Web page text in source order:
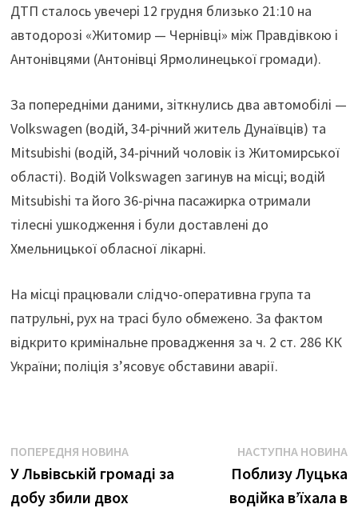
ДТП сталось увечері 12 грудня близько 21:10 на
автодорозі «Житомир — Чернівці» між Правдівкою і
Антонівцями (Антонівці Ярмолинецької громади).
За попередніми даними, зіткнулись два автомобілі —
Volkswagen (водій, 34-річний житель Дунаївців) та
Mitsubishi (водій, 34-річний чоловік із Житомирської
області). Водій Volkswagen загинув на місці; водій
Mitsubishi та його 36-річна пасажирка отримали
тілесні ушкодження і були доставлені до
Хмельницької обласної лікарні.
На місці працювали слідчо-оперативна група та
патрульні, рух на трасі було обмежено. За фактом
відкрито кримінальне провадження за ч. 2 ст. 286 КК
України; поліція з’ясовує обставини аварії.
Навігація
записів
ПОПЕРЕДНЯ НОВИНАПопередня
новина:
У Львівській громаді за
добу збили двох
НАСТУПНА НОВИНА
Поблизу Луцька
водійка в’їхала в